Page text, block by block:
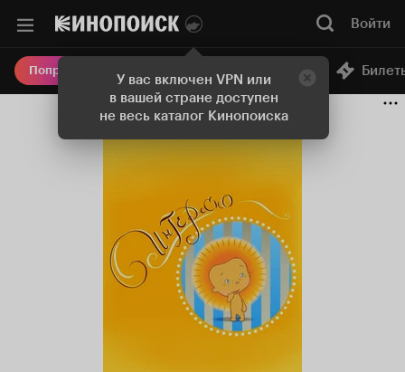
У вас включен VPN или
в вашей стране доступен
не весь каталог Кинопоиска
Войти
Попробовать Плюс Онлайн-кинотеатр